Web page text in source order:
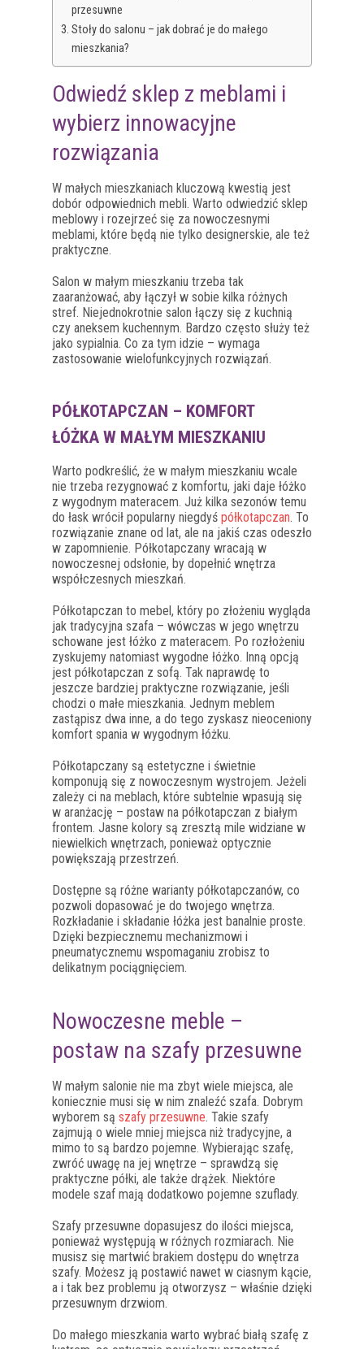
przesuwne
Stoły do salonu – jak dobrać je do małego
mieszkania?
Odwiedź sklep z meblami i
wybierz innowacyjne
rozwiązania
W małych mieszkaniach kluczową kwestią jest
dobór odpowiednich mebli. Warto odwiedzić sklep
meblowy i rozejrzeć się za nowoczesnymi
meblami, które będą nie tylko designerskie, ale też
praktyczne.
Salon w małym mieszkaniu trzeba tak
zaaranżować, aby łączył w sobie kilka różnych
stref. Niejednokrotnie salon łączy się z kuchnią
czy aneksem kuchennym. Bardzo często służy też
jako sypialnia. Co za tym idzie – wymaga
zastosowanie wielofunkcyjnych rozwiązań.
PÓŁKOTAPCZAN – KOMFORT
ŁÓŻKA W MAŁYM MIESZKANIU
Warto podkreślić, że w małym mieszkaniu wcale
nie trzeba rezygnować z komfortu, jaki daje łóżko
z wygodnym materacem. Już kilka sezonów temu
do łask wrócił popularny niegdyś półkotapczan. To
rozwiązanie znane od lat, ale na jakiś czas odeszło
w zapomnienie. Półkotapczany wracają w
nowoczesnej odsłonie, by dopełnić wnętrza
współczesnych mieszkań.
Półkotapczan to mebel, który po złożeniu wygląda
jak tradycyjna szafa – wówczas w jego wnętrzu
schowane jest łóżko z materacem. Po rozłożeniu
zyskujemy natomiast wygodne łóżko. Inną opcją
jest półkotapczan z sofą. Tak naprawdę to
jeszcze bardziej praktyczne rozwiązanie, jeśli
chodzi o małe mieszkania. Jednym meblem
zastąpisz dwa inne, a do tego zyskasz nieoceniony
komfort spania w wygodnym łóżku.
Półkotapczany są estetyczne i świetnie
komponują się z nowoczesnym wystrojem. Jeżeli
zależy ci na meblach, które subtelnie wpasują się
w aranżację – postaw na półkotapczan z białym
frontem. Jasne kolory są zresztą mile widziane w
niewielkich wnętrzach, ponieważ optycznie
powiększają przestrzeń.
Dostępne są różne warianty półkotapczanów, co
pozwoli dopasować je do twojego wnętrza.
Rozkładanie i składanie łóżka jest banalnie proste.
Dzięki bezpiecznemu mechanizmowi i
pneumatycznemu wspomaganiu zrobisz to
delikatnym pociągnięciem.
Nowoczesne meble –
postaw na szafy przesuwne
W małym salonie nie ma zbyt wiele miejsca, ale
koniecznie musi się w nim znaleźć szafa. Dobrym
wyborem są szafy przesuwne. Takie szafy
zajmują o wiele mniej miejsca niż tradycyjne, a
mimo to są bardzo pojemne. Wybierając szafę,
zwróć uwagę na jej wnętrze – sprawdzą się
praktyczne półki, ale także drążek. Niektóre
modele szaf mają dodatkowo pojemne szuflady.
Szafy przesuwne dopasujesz do ilości miejsca,
ponieważ występują w różnych rozmiarach. Nie
musisz się martwić brakiem dostępu do wnętrza
szafy. Możesz ją postawić nawet w ciasnym kącie,
a i tak bez problemu ją otworzysz – właśnie dzięki
przesuwnym drzwiom.
Do małego mieszkania warto wybrać białą szafę z